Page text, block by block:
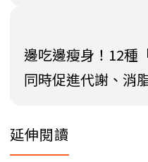
邊吃邊瘦身！12種
同時促進代謝、消
延伸閱讀